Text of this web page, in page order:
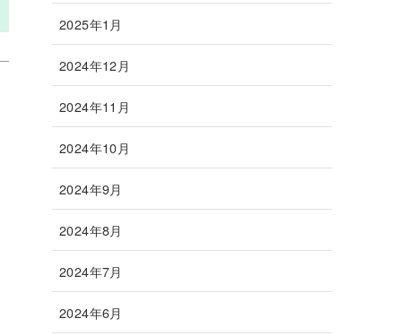
2025年1月
2024年12月
2024年11月
2024年10月
2024年9月
2024年8月
2024年7月
2024年6月